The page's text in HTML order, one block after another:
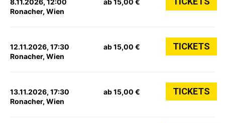
Ronacher, Wien
12.11.2026, 17:30
Ronacher, Wien
ab 15,00 € TICKETS
13.11.2026, 17:30
Ronacher, Wien
ab 15,00 € TICKETS